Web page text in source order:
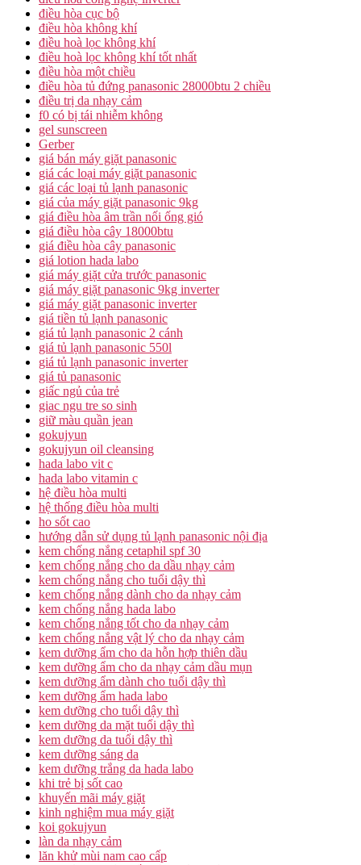
điều hòa cục bộ
điều hòa không khí
điều hoà lọc không khí
điều hoà lọc không khí tốt nhất
điều hòa một chiều
điều hòa tủ đứng panasonic 28000btu 2 chiều
điều trị da nhạy cảm
f0 có bị tái nhiễm không
gel sunscreen
Gerber
giá bán máy giặt panasonic
giá các loại máy giặt panasonic
giá các loại tủ lạnh panasonic
giá của máy giặt panasonic 9kg
giá điều hòa âm trần nối ống gió
giá điều hòa cây 18000btu
giá điều hòa cây panasonic
giá lotion hada labo
giá máy giặt cửa trước panasonic
giá máy giặt panasonic 9kg inverter
giá máy giặt panasonic inverter
giá tiền tủ lạnh panasonic
giá tủ lạnh panasonic 2 cánh
giá tủ lạnh panasonic 550l
giá tủ lạnh panasonic inverter
giá tủ panasonic
giấc ngủ của trẻ
giac ngu tre so sinh
giữ màu quần jean
gokujyun
gokujyun oil cleansing
hada labo vit c
hada labo vitamin c
hệ điều hòa multi
hệ thống điều hòa multi
ho sốt cao
hướng dẫn sử dụng tủ lạnh panasonic nội địa
kem chống nắng cetaphil spf 30
kem chống nắng cho da dầu nhạy cảm
kem chống nắng cho tuổi dậy thì
kem chống nắng dành cho da nhạy cảm
kem chống nắng hada labo
kem chống nắng tốt cho da nhạy cảm
kem chống nắng vật lý cho da nhạy cảm
kem dưỡng ẩm cho da hỗn hợp thiên dầu
kem dưỡng ẩm cho da nhạy cảm dầu mụn
kem dưỡng ẩm dành cho tuổi dậy thì
kem dưỡng ẩm hada labo
kem dưỡng cho tuổi dậy thì
kem dưỡng da mặt tuổi dậy thì
kem dưỡng da tuổi dậy thì
kem dưỡng sáng da
kem dưỡng trắng da hada labo
khi trẻ bị sốt cao
khuyến mãi máy giặt
kinh nghiệm mua máy giặt
koi gokujyun
làn da nhạy cảm
lăn khử mùi nam cao cấp